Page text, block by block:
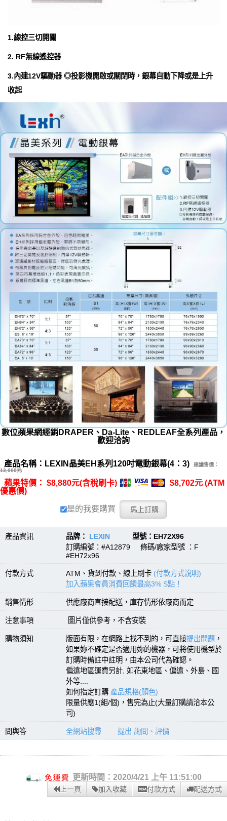
1.線控三切開關
2. RF無線遙控器
3.內建12V驅動器 ◎投影機開啟或關閉時，銀幕自動下降或是上升
收起
數位蘋果網經銷DRAPER、Da-Lite、REDLEAF全系列產品，
歡迎洽詢
產品名稱：LEXIN晶美EH系列120吋電動銀幕(4：3)
建議售價：
13,000元
蘋果特價： $8,880元(含稅刷卡)
$8,702元 (ATM
優惠價)
是的我要購買
產品資訊 品牌： LEXIN 型號：EH72X96
訂購編號：#A12879 條碼/廠家型號 ：F
#EH72x96
付款方式 ATM、貨到付款、線上刷卡 (付款方式說明)
加入蘋果會員消費回饋最高3% S點！
銷售情形 供應廠商直接配送，庫存情形依廠商而定
注意事項 圖片僅供參考，不含安裝
購物須知 版面有限，在網路上找不到的，可直接提出問題 ，
如果妳不確定是否適用妳的機器，可將使用機型於
訂購時備註中註明，由本公司代為確認。
偏遠地區運費另計, 如花東地區、偏遠、外島、國
外等....
如何指定訂購 產品規格(顏色)
限量供應1(組/個)，售完為止(大量訂購請洽本公
司)
問與答 全網站搜尋 提出 詢問、評價
更新時間：2020/4/21 上午 11:51:00
上一頁 加入收藏 付款方式 配送方式